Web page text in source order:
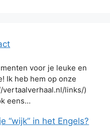
voor je leuke en
Ik heb hem op onze
vertaalverhaal.nl/links/)
eens…
“wijk” in het Engels?